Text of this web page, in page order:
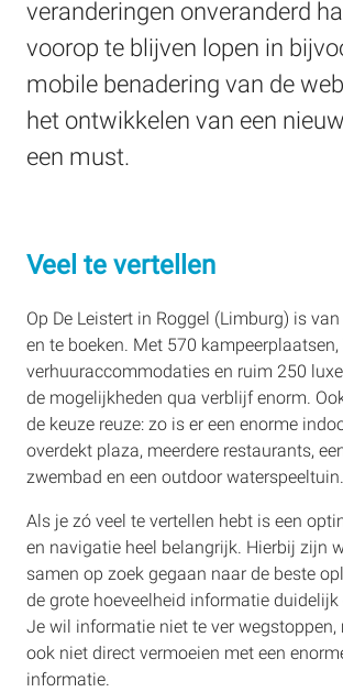
veranderingen onveranderd
voorop te blijven lopen in
mobile benadering van de
het ontwikkelen van een
een must.
Veel te vertellen
Op De Leistert in Roggel (Limburg) is
en te boeken. Met 570 kampeerplaatsen,
verhuuraccommodaties en ruim 250
de mogelijkheden qua verblijf enorm.
de keuze reuze: zo is er een enorme
overdekt plaza, meerdere restaurants,
zwembad en een outdoor waterspeeltuin.
Als je zó veel te vertellen hebt is een
en navigatie heel belangrijk. Hierbij zijn
samen op zoek gegaan naar de beste
de grote hoeveelheid informatie duidelijk
Je wil informatie niet te ver wegstoppen,
ook niet direct vermoeien met een
informatie.